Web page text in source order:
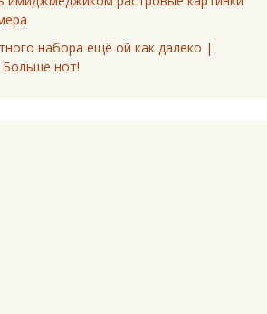
набора ещё ой как далеко |
Больше нот!